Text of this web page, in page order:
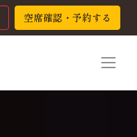
空席確認・予約する